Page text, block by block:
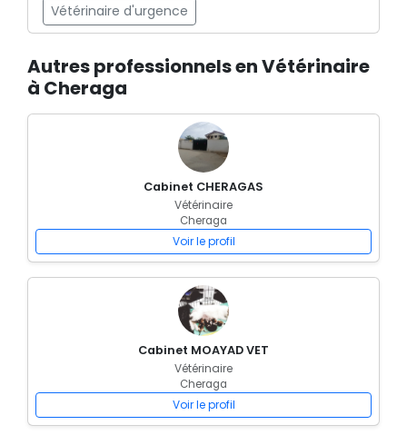
Vétérinaire d'urgence
Autres professionnels en Vétérinaire
à Cheraga
Cabinet CHERAGAS
Vétérinaire
Cheraga
Voir le profil
Cabinet MOAYAD VET
Vétérinaire
Cheraga
Voir le profil